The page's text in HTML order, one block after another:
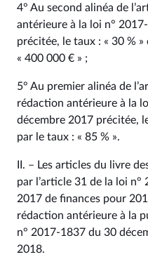
4° Au second alinéa de
antérieure à la loi n°
précitée, le taux : « 30 %
« 400 000 € » ;
5° Au premier alinéa de
rédaction antérieure à la
décembre 2017 précitée,
par le taux : « 85 % ».
II. – Les articles du livre
par l’article 31 de la loi
2017 de finances pour
rédaction antérieure à la
n° 2017‑1837 du 30
2018.